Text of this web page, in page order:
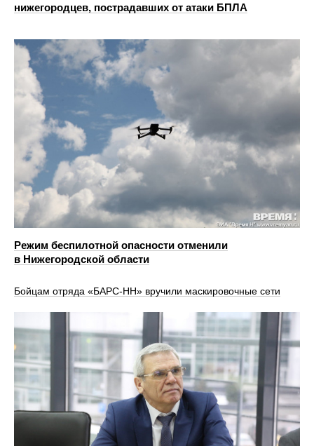
нижегородцев, пострадавших от атаки БПЛА
Режим беспилотной опасности отменили
в Нижегородской области
Бойцам отряда «БАРС-НН» вручили маскировочные сети